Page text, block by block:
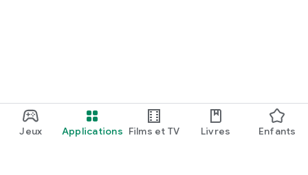
Jeux Applications Films et TV Livres Enfants